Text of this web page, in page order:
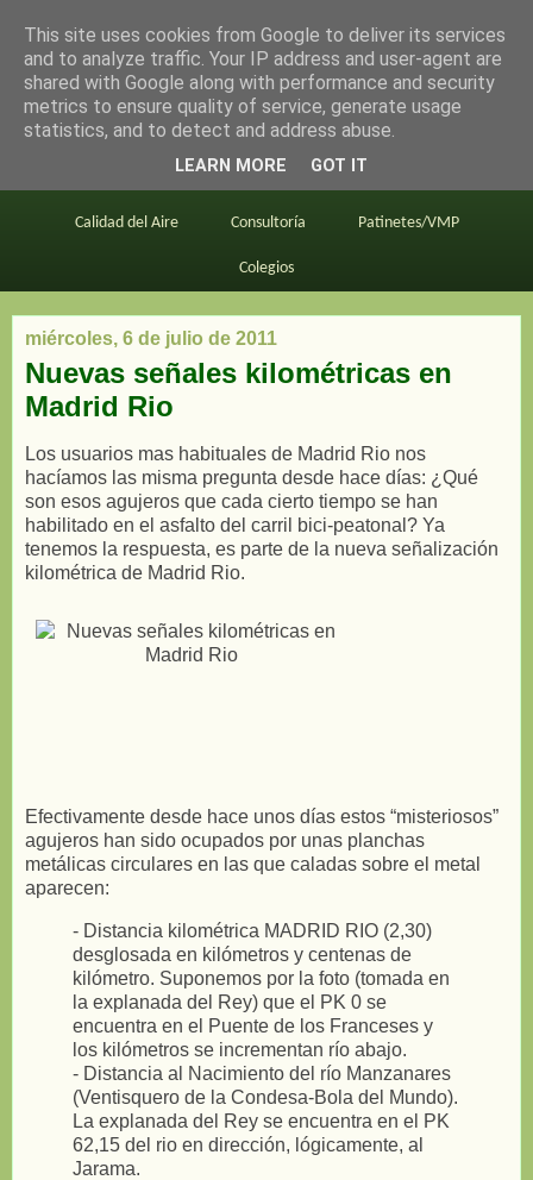
en bici por madrid
Este blog BiciMAD Primeros consejos
Calidad del Aire Consultoría Patinetes/VMP
Colegios
miércoles, 6 de julio de 2011
Nuevas señales kilométricas en
Madrid Rio
Los usuarios mas habituales de Madrid Rio nos
hacíamos las misma pregunta desde hace días: ¿Qué
son esos agujeros que cada cierto tiempo se han
habilitado en el asfalto del carril bici-peatonal? Ya
tenemos la respuesta, es parte de la nueva señalización
kilométrica de Madrid Rio.
Efectivamente desde hace unos días estos “misteriosos”
agujeros han sido ocupados por unas planchas
metálicas circulares en las que caladas sobre el metal
aparecen:
- Distancia kilométrica MADRID RIO (2,30)
desglosada en kilómetros y centenas de
kilómetro. Suponemos por la foto (tomada en
la explanada del Rey) que el PK 0 se
encuentra en el Puente de los Franceses y
los kilómetros se incrementan río abajo.
- Distancia al Nacimiento del río Manzanares
(Ventisquero de la Condesa-Bola del Mundo).
La explanada del Rey se encuentra en el PK
62,15 del rio en dirección, lógicamente, al
Jarama.
This site uses cookies from Google to deliver its services
and to analyze traffic. Your IP address and user-agent are
shared with Google along with performance and security
metrics to ensure quality of service, generate usage
statistics, and to detect and address abuse.
LEARN MORE GOT IT